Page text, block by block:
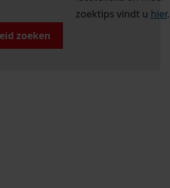
zoektips vindt u hier.
zoeken